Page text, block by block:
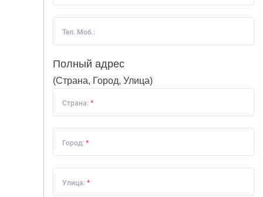
Тел. Моб.:
Полный адрес
(Страна, Город, Улица)
Страна: *
Город: *
Улица: *
ГЛАВНАЯ
О НАС